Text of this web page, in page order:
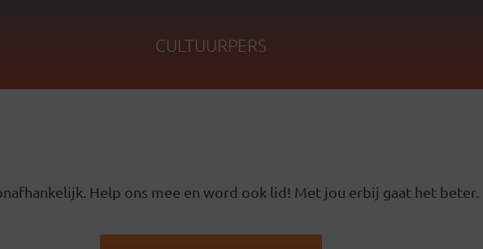
CULTUURPERS
Help ons mee en word ook lid! Met jou erbij gaat het beter.